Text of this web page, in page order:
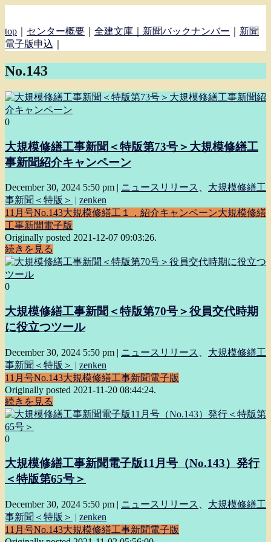
top センター概要 全建文庫｜ 新聞バックナンバー
新聞
電子版申込
No.143
0
大規模修繕工事新聞＜特版第73号＞大規模修繕工
事新聞紹介キャンペーン
December 30, 2024 5:50 pm | ニュースリリース
大規模修繕工
事新聞＜特版＞ | zenken
11月号No.143大規模修繕工１，紹介キャンペーン大規模修繕
工事新聞電子版
Originally posted 2021-12-07 09:03:26.
続きを見る
0
大規模修繕工事新聞＜特版第70号＞役員交代時期
に役立つツール
December 30, 2024 5:50 pm | ニュースリリース
大規模修繕工
事新聞＜特版＞ | zenken
11月号No.143大規模修繕工事新聞電子版
Originally posted 2021-11-20 08:44:24.
続きを見る
0
大規模修繕工事新聞電子版11月号（No.143）発行
＜特版第65号＞
December 30, 2024 5:50 pm | ニュースリリース
大規模修繕工
事新聞＜特版＞ | zenken
11月号No.143大規模修繕工事新聞電子版